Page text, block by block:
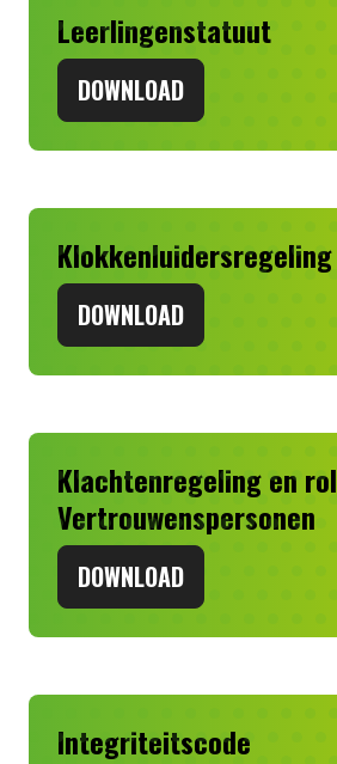
Leerlingenstatuut
DOWNLOAD
Klokkenluidersregeling
DOWNLOAD
Klachtenregeling en rol
Vertrouwenspersonen
DOWNLOAD
Integriteitscode